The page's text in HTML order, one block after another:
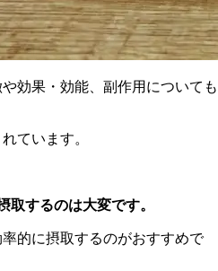
効果・効能、副作用についても
ています。
取するのは大変です。
的に摂取するのがおすすめで